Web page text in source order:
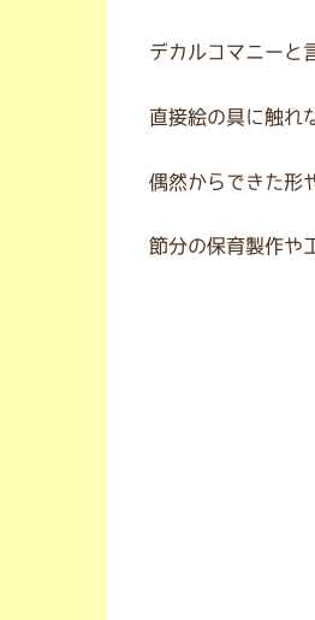
デカルコマニーと
直接絵の具に触れ
偶然からできた形
節分の保育製作や